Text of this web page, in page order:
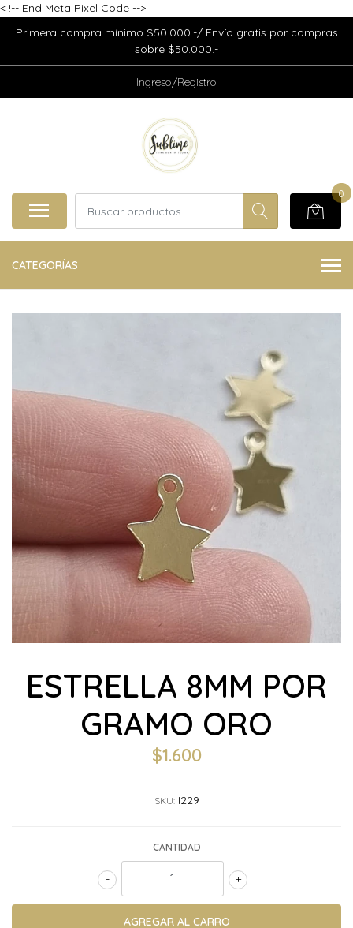
< !-- End Meta Pixel Code -->
Primera compra mínimo $50.000.-/ Envío gratis por compras
sobre $50.000.-
Ingreso/Registro
0
CATEGORÍAS
ESTRELLA 8MM POR
GRAMO ORO
$1.600
SKU: I229
CANTIDAD
+
-